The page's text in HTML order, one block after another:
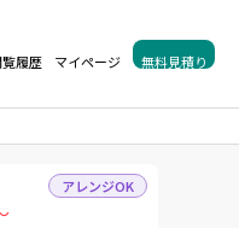
履歴 マイページ 無料見積り
アレンジOK